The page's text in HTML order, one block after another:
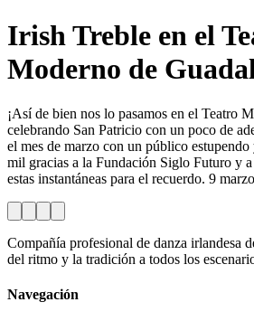
Irish Treble en el
Moderno de
¡Así de bien nos lo pasamos en el Teatro
celebrando San Patricio con un poco de
el mes de marzo con un público
mil gracias a la Fundación Siglo Futuro y
estas instantáneas para el recuerdo. 9
Compañía profesional de danza irlandesa
del ritmo y la tradición a todos los
Navegación